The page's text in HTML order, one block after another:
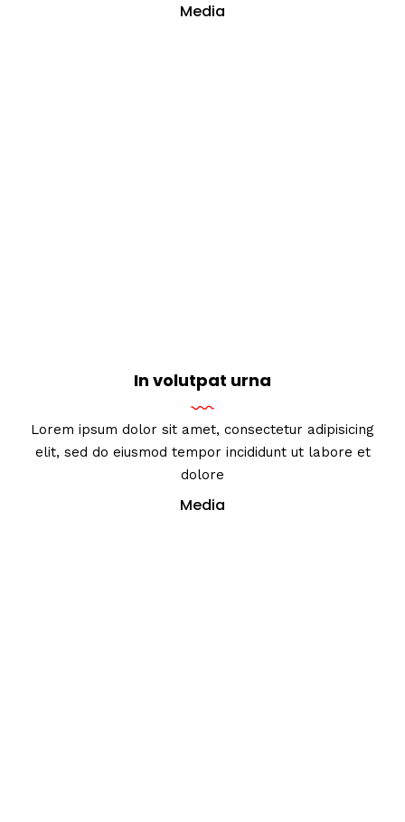
Media
In volutpat urna
Lorem ipsum dolor sit amet, consectetur adipisicing
elit, sed do eiusmod tempor incididunt ut labore et
dolore
Media